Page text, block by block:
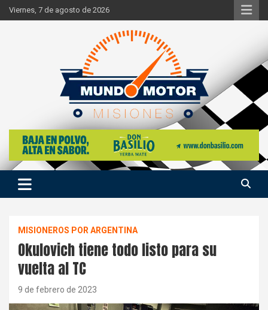
Skip
to
Viernes, 7 de agosto de 2026
Mundo Motor Misiones
Si hay ruido de motores ahí estaremos
MISIONEROS POR ARGENTINA
Okulovich tiene todo listo para su
vuelta al TC
9 de febrero de 2023